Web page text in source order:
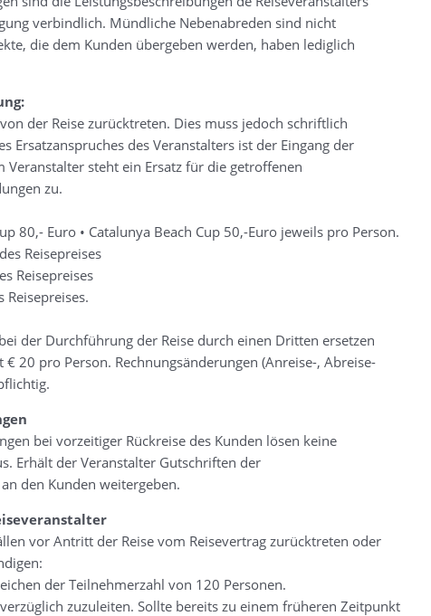
verbindlich. Mündliche Nebenabreden sind nicht
die dem Kunden übergeben werden, haben lediglich
der Reise zurücktreten. Dies muss jedoch schriftlich
Ersatzanspruches des Veranstalters ist der Eingang der
steht ein Ersatz für die getroffenen
zu.
80,- Euro • Catalunya Beach Cup 50,-Euro jeweils pro Person.
Reisepreises
Reisepreises
Reisepreises.
der Durchführung der Reise durch einen Dritten ersetzen
20 pro Person. Rechnungsänderungen (Anreise-, Abreise-
bei vorzeitiger Rückreise des Kunden lösen keine
Erhält der Veranstalter Gutschriften der
den Kunden weitergeben.
vor Antritt der Reise vom Reisevertrag zurücktreten oder
der Teilnehmerzahl von 120 Personen.
zuzuleiten. Sollte bereits zu einem früheren Zeitpunkt